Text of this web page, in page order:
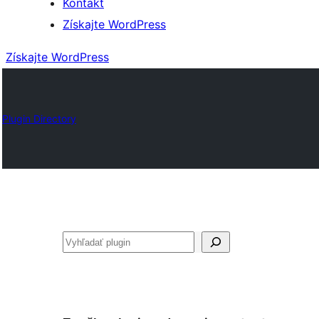
Kontakt
Získajte WordPress
Získajte WordPress
Plugin Directory
Hľadať